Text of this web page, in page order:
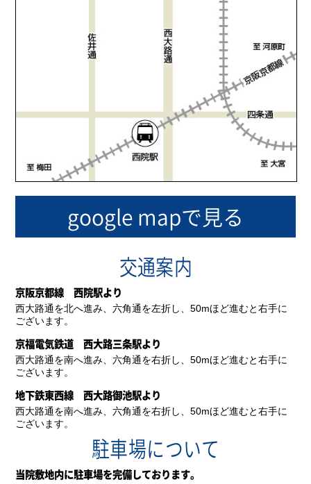
google mapで見る
交通案内
京阪京都線 西院駅より
西大路通を北へ進み、六角通を左折し、50mほど進むと右手に
ございます。
京福電気鉄道 西大路三条駅より
西大路通を南へ進み、六角通を右折し、50mほど進むと右手に
ございます。
地下鉄東西線 西大路御池駅より
西大路通を南へ進み、六角通を右折し、50mほど進むと右手に
ございます。
駐車場について
当院敷地内に駐車場を完備しております。